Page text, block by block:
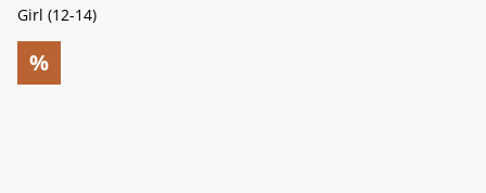
Girl (12-14)
%